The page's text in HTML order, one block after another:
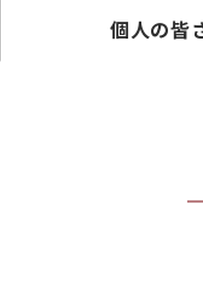
個人の皆